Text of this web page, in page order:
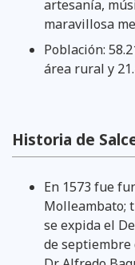
artesanía,
maravillosa
Población:
área rural y
Historia de
En 1573 fue
Molleambato;
se expida el
de septiembre